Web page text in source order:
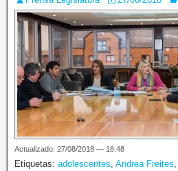
Actualizado: 27/08/2018 — 18:48
Etiquetas: adolescentes, Andrea Freites,